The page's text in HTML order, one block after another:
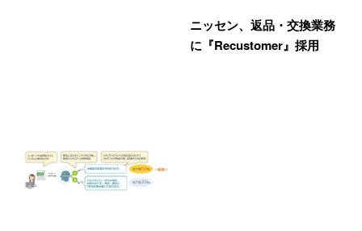
ニッセン、返品・交換業務
に『Recustomer』採用